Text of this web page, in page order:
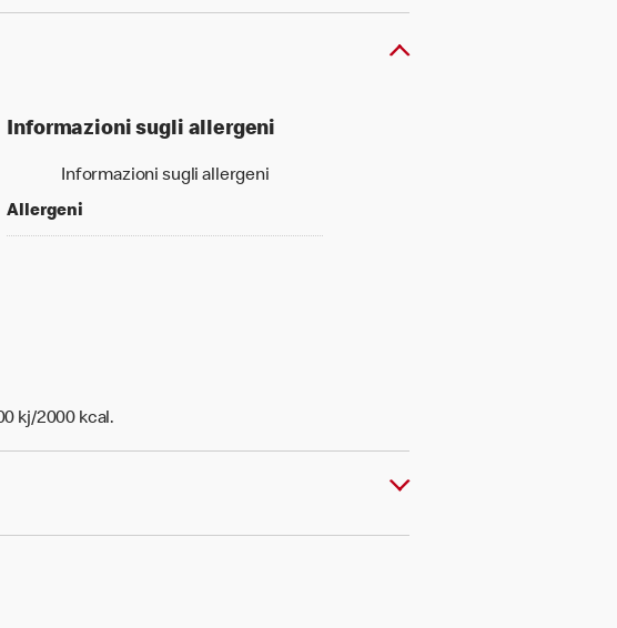
an adult
Informazioni sugli allergeni
Informazioni sugli allergeni
Allergeni
kj/2000 kcal.